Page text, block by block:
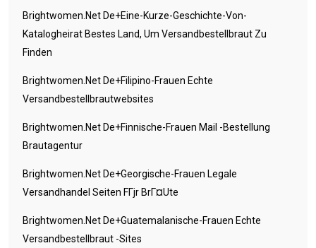
Brightwomen.net De+eine-Kurze-Geschichte-Von-
Katalogheirat Bestes Land, Um Versandbestellbraut Zu
Finden
Brightwomen.net De+filipino-Frauen Echte
Versandbestellbrautwebsites
Brightwomen.net De+finnische-Frauen Mail -Bestellung
Brautagentur
Brightwomen.net De+georgische-Frauen Legale
Versandhandel Seiten FГјr BrГ¤ute
Brightwomen.net De+guatemalanische-Frauen Echte
Versandbestellbraut -Sites